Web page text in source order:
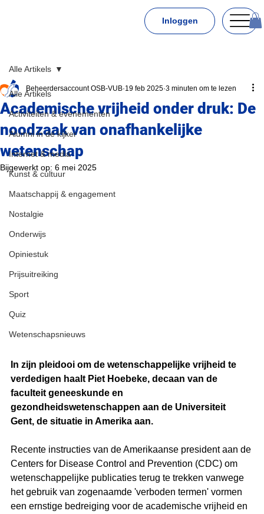
Inloggen
Alle Artikels
Activiteiten & evenementen
Alumni in de kijker
Internet & media
Kunst & cultuur
Maatschappij & engagement
Nostalgie
Onderwijs
Opiniestuk
Prijsuitreiking
Sport
Quiz
Wetenschapsnieuws
Alle Artikels
Academische vrijheid onder druk: De
noodzaak van onafhankelijke
wetenschap
Beheerdersaccount OSB-VUB 19 feb 2025 3 minuten om te lezen
Bijgewerkt op: 6 mei 2025
In zijn pleidooi om de wetenschappelijke vrijheid te
verdedigen haalt Piet Hoebeke, decaan van de
faculteit geneeskunde en
gezondheidswetenschappen aan de Universiteit
Gent, de situatie in Amerika aan.
Recente instructies van de Amerikaanse president aan de
Centers for Disease Control and Prevention (CDC) om
wetenschappelijke publicaties terug te trekken vanwege
het gebruik van zogenaamde 'verboden termen' vormen
een ernstige bedreiging voor de academische vrijheid en